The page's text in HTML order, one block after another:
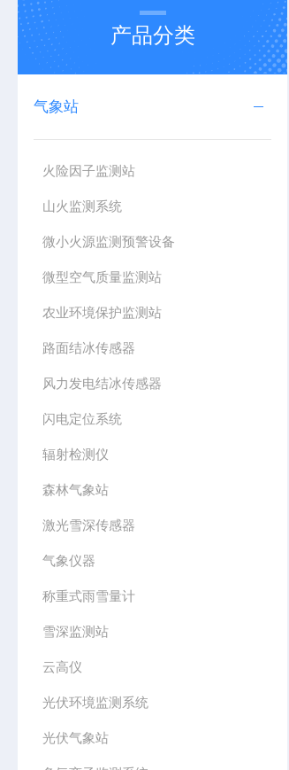
产品分类
气象站
火险因子监测站
山火监测系统
微小火源监测预警设备
微型空气质量监测站
农业环境保护监测站
路面结冰传感器
风力发电结冰传感器
闪电定位系统
辐射检测仪
森林气象站
激光雪深传感器
气象仪器
称重式雨雪量计
雪深监测站
云高仪
光伏环境监测系统
光伏气象站